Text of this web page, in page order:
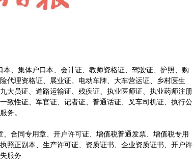
、集体户口本、会计证、教师资格证、驾驶证、护照、购
代理资格证、展业证、电动车牌、大车营运证、乡村医生
大员证、道路运输证、残疾证、执业医师证、执业药师注册
致性证、军官证、记者证、普通话证、叉车司机证、执行公
服务。
合同专用章、开户许可证、增值税普通发票、增值税专用
照正副本、生产许可证、资质证书、企业资质证书、开户许
服务